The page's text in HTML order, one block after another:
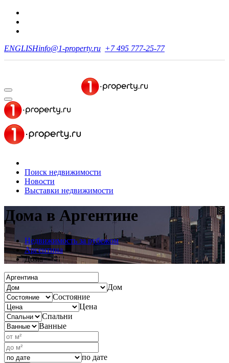
ENGLISHinfo@1-property.ru +7 495 777-25-77
Поиск недвижимости
Новости
Выставки недвижимости
Дома в Аргентине
Недвижимость за рубежом
Аргентина
Дома
Дом
Состояние
Цена
Спальни
Ванные
по дате